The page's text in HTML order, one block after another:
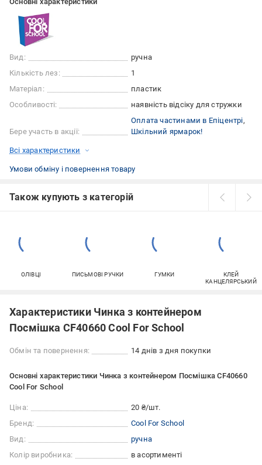
Вид:
ручна
Кількість лез:
1
Матеріал:
пластик
Особливості:
наявність відсіку для стружки
Бере участь в акції:
Оплата частинами в Епіцентрі
Шкільний ярмарок!
Всі характеристики
Умови обміну і повернення товару
Також купують з категорій
ОЛІВЦІ ПИСЬМОВІ РУЧКИ ГУМКИ
КЛЕЙ
КАНЦЕЛЯРСЬКИЙ
Характеристики Чинка з контейнером
Посмішка CF40660 Cool For School
Обмін та повернення: 14 днів з дня покупки
Основні характеристики Чинка з контейнером Посмішка CF40660
Cool For School
Ціна:
20 ₴/шт.
Бренд:
Cool For School
Вид:
ручна
Колір виробника:
в асортименті